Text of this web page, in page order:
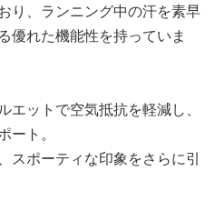
り、ランニング中の汗を素早
優れた機能性を持っていま
ットで空気抵抗を軽減し、
ト。
スポーティな印象をさらに引